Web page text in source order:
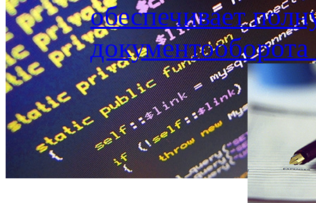
обеспечивает